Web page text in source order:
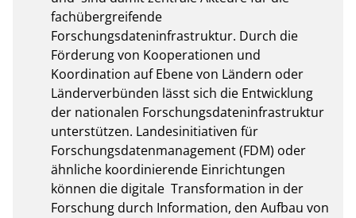
fachübergreifende
Forschungsdateninfrastruktur. Durch die
Förderung von Kooperationen und
Koordination auf Ebene von Ländern oder
Länderverbünden lässt sich die Entwicklung
der nationalen Forschungsdateninfrastruktur
unterstützen. Landesinitiativen für
Forschungsdatenmanagement (FDM) oder
ähnliche koordinierende Einrichtungen
können die digitale  Transformation in der
Forschung durch Information, den Aufbau von